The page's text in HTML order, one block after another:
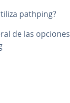
pathping?
de las opciones